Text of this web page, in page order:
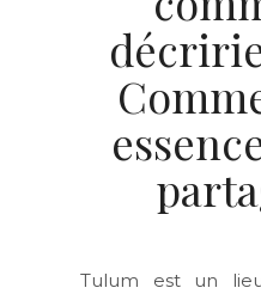
Tulum est un